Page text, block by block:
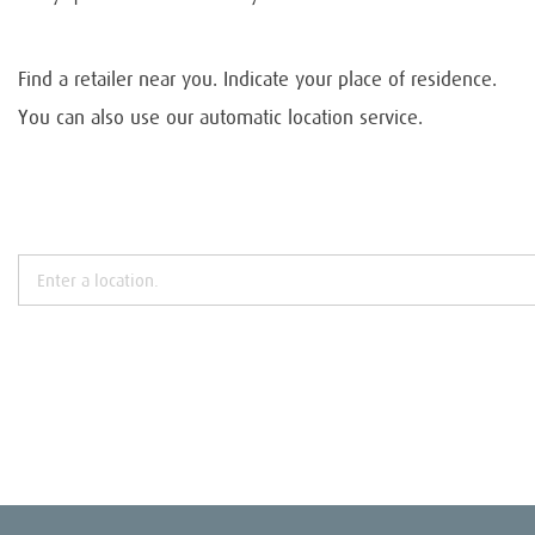
Find a retailer near you. Indicate your place of residence.
You can also use our automatic location service.